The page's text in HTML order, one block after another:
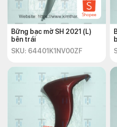
Bững bạc mờ SH 2021 (L)
bên trái
SKU: 64401K1NV00ZF